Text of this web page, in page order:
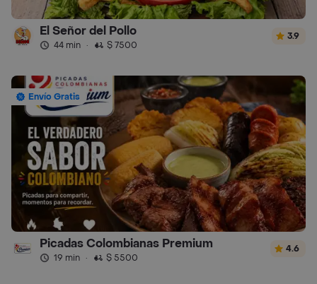
El Señor del Pollo
44 min · $ 7500
3.9
Envío Gratis
Picadas Colombianas Premium
19 min · $ 5500
4.6